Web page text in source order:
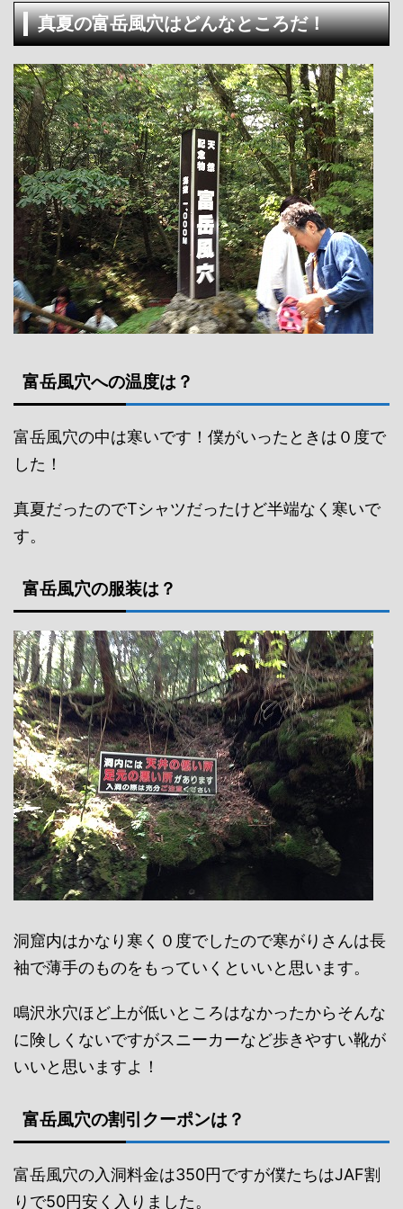
真夏の富岳風穴はどんなところだ！
富岳風穴への温度は？
富岳風穴の中は寒いです！僕がいったときは０度で
した！
真夏だったのでTシャツだったけど半端なく寒いで
す。
富岳風穴の服装は？
洞窟内はかなり寒く０度でしたので寒がりさんは長
袖で薄手のものをもっていくといいと思います。
鳴沢氷穴ほど上が低いところはなかったからそんな
に険しくないですがスニーカーなど歩きやすい靴が
いいと思いますよ！
富岳風穴の割引クーポンは？
富岳風穴の入洞料金は350円ですが僕たちはJAF割
りで50円安く入りました。